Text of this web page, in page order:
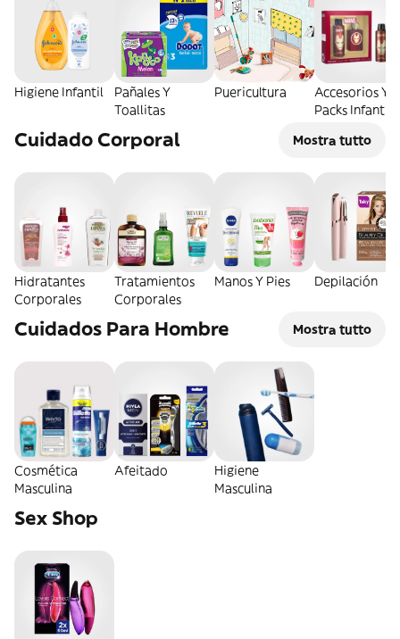
Higiene Infantil
Pañales Y
Toallitas
Puericultura
Accesorios Y
Packs
Cuidado Corporal Mostra tutto
Hidratantes
Corporales
Tratamientos
Corporales
Manos Y Pies Depilación
Cuidados Para Hombre Mostra tutto
Cosmética
Masculina
Afeitado
Higiene
Masculina
Sex Shop